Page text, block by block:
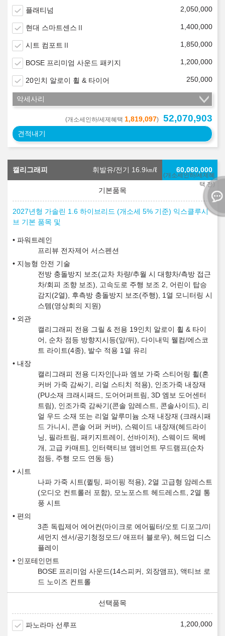
플래티넘 2,050,000
현대 스마트센스Ⅱ 1,400,000
시트 컴포트Ⅱ 1,850,000
BOSE 프리미엄 사운드 패키지 1,200,000
20인치 알로이 휠 & 타이어 250,000
악세사리
(개소세인하/세제혜택 1,819,097) 52,070,903
견적내기
캘리그래피 휘발유/전기 16.9㎞/ℓ
(개소세인하/세제혜
택 전)
60,060,000
2027년형 가솔린 1.6 하이브리드 (개소세 5% 기준) 익스클루시
브 기본 품목 및
파워트레인
프리뷰 전자제어 서스펜션
지능형 안전 기술
전방 충돌방지 보조(교차 차량/추월 시 대향차/측방 접근
차/회피 조향 보조), 고속도로 주행 보조 2, 어린이 탑승
감지(2열), 후측방 충돌방지 보조(주행), 1열 모니터링 시
스템(영상회의 지원)
외관
캘리그래피 전용 그릴 & 전용 19인치 알로이 휠 & 타이
어, 순차 점등 방향지시등(앞/뒤), 다이내믹 웰컴/에스코
트 라이트(4종), 발수 적용 1열 유리
내장
캘리그래피 전용 디자인[나파 엠보 가죽 스티어링 휠(혼
커버 가죽 감싸기, 리얼 스티치 적용), 인조가죽 내장재
(PU소재 크래시패드, 도어어퍼트림, 3D 엠보 도어센터
트림), 인조가죽 감싸기(콘솔 암레스트, 콘솔사이드), 리
얼 우드 소재 또는 리얼 알루미늄 소재 내장재 (크래시패
드 가니시, 콘솔 어퍼 커버), 스웨이드 내장재(헤드라이
닝, 필라트림, 패키지트레이, 선바이저), 스웨이드 목베
개, 고급 카매트], 인터랙티브 앰비언트 무드램프(순차
점등, 주행 모드 연동 등)
시트
나파 가죽 시트(퀼팅, 파이핑 적용), 2열 고급형 암레스트
(오디오 컨트롤러 포함), 모노포스트 헤드레스트, 2열 통
풍 시트
편의
3존 독립제어 에어컨(마이크로 에어필터/오토 디포그/미
세먼지 센서/공기청정모드/ 애프터 블로우), 헤드업 디스
플레이
인포테인먼트
BOSE 프리미엄 사운드(14스피커, 외장앰프), 액티브 로
드 노이즈 컨트롤
파노라마 선루프 1,200,000